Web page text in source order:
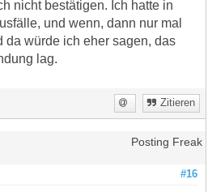
nicht bestätigen. Ich hatte in
und wenn, dann nur mal
da würde ich eher sagen, das
lag.
Zitieren
Posting Freak
#16